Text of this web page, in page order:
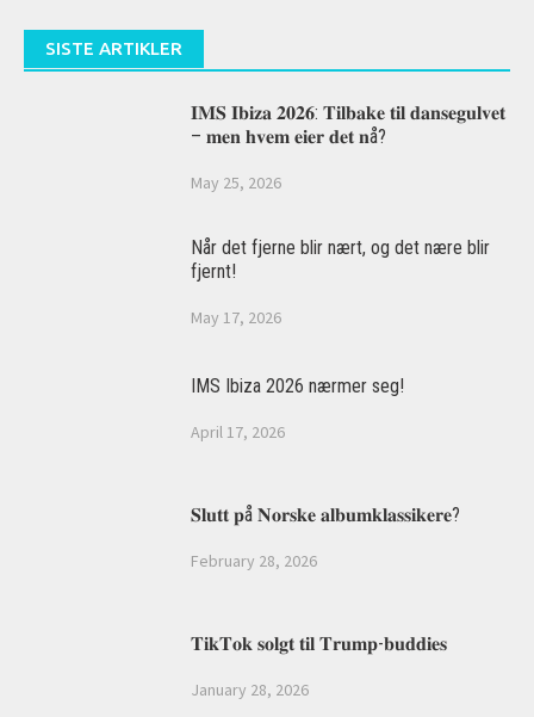
SISTE ARTIKLER
𝐈𝐌𝐒 𝐈𝐛𝐢𝐳𝐚 𝟐𝟎𝟐𝟔: 𝐓𝐢𝐥𝐛𝐚𝐤𝐞 𝐭𝐢𝐥 𝐝𝐚𝐧𝐬𝐞𝐠𝐮𝐥𝐯𝐞𝐭
– 𝐦𝐞𝐧 𝐡𝐯𝐞𝐦 𝐞𝐢𝐞𝐫 𝐝𝐞𝐭 𝐧å?
May 25, 2026
Når det fjerne blir nært, og det nære blir
fjernt!
May 17, 2026
IMS Ibiza 2026 nærmer seg!
April 17, 2026
𝐒𝐥𝐮𝐭𝐭 𝐩å 𝐍𝐨𝐫𝐬𝐤𝐞 𝐚𝐥𝐛𝐮𝐦𝐤𝐥𝐚𝐬𝐬𝐢𝐤𝐞𝐫𝐞?
February 28, 2026
𝐓𝐢𝐤𝐓𝐨𝐤 𝐬𝐨𝐥𝐠𝐭 𝐭𝐢𝐥 𝐓𝐫𝐮𝐦𝐩-𝐛𝐮𝐝𝐝𝐢𝐞𝐬
January 28, 2026